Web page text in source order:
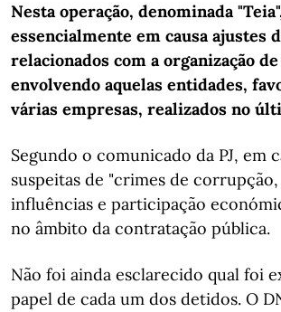
Nesta operação, denominada
essencialmente em causa ajustes
relacionados com a organização
envolvendo aquelas entidades,
várias empresas, realizados no
Segundo o comunicado da PJ, em
suspeitas de "crimes de
influências e participação
no âmbito da contratação pública.
Não foi ainda esclarecido qual foi
papel de cada um dos detidos. O